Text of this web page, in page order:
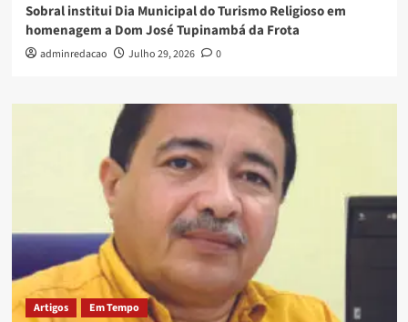
Sobral institui Dia Municipal do Turismo Religioso em
homenagem a Dom José Tupinambá da Frota
adminredacao Julho 29, 2026 0
Artigos Em Tempo